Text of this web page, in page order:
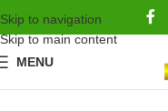
Skip to navigation
Skip to main content
MENU